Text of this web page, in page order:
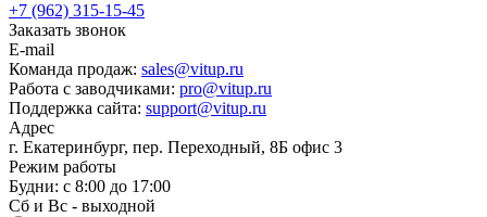
+7 (962) 315-15-45
Заказать звонок
E-mail
Команда продаж: sales@vitup.ru
Работа с заводчиками: pro@vitup.ru
Поддержка сайта: support@vitup.ru
Адрес
г. Екатеринбург, пер. Переходный, 8Б офис 3
Режим работы
Будни: с 8:00 до 17:00
Сб и Вс - выходной